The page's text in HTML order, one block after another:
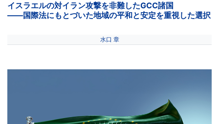
イスラエルの対イラン攻撃を非難したGCC諸国
――国際法にもとづいた地域の平和と安定を重視した選択
水口 章